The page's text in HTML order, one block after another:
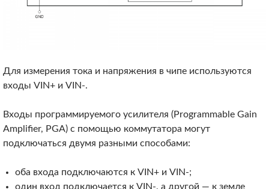
Для измерения тока и напряжения в чипе используются
входы VIN+ и VIN‑.
Входы программируемого усилителя (Programmable Gain
Amplifier, PGA) с помощью коммутатора могут
подключаться двумя разными способами:
оба входа подключаются к VIN+ и VIN‑;
один вход подключается к VIN‑, а другой — к земле